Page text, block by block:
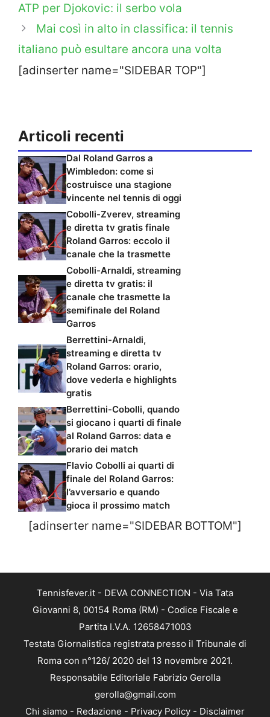
ATP per Djokovic: il serbo vola
Mai così in alto in classifica: il tennis
italiano può esultare ancora una volta
[adinserter name="SIDEBAR TOP"]
Articoli recenti
Dal Roland Garros a
Wimbledon: come si
costruisce una stagione
vincente nel tennis di oggi
Cobolli-Zverev, streaming
e diretta tv gratis finale
Roland Garros: eccolo il
canale che la trasmette
Cobolli-Arnaldi, streaming
e diretta tv gratis: il
canale che trasmette la
semifinale del Roland
Garros
Berrettini-Arnaldi,
streaming e diretta tv
Roland Garros: orario,
dove vederla e highlights
gratis
Berrettini-Cobolli, quando
si giocano i quarti di finale
al Roland Garros: data e
orario dei match
Flavio Cobolli ai quarti di
finale del Roland Garros:
l’avversario e quando
gioca il prossimo match
[adinserter name="SIDEBAR BOTTOM"]
Tennisfever.it - DEVA CONNECTION - Via Tata
Giovanni 8, 00154 Roma (RM) - Codice Fiscale e
Partita I.V.A. 12658471003
Testata Giornalistica registrata presso il Tribunale di
Roma con n°126/ 2020 del 13 novembre 2021.
Responsabile Editoriale Fabrizio Gerolla
gerolla@gmail.com
Chi siamo - Redazione - Privacy Policy - Disclaimer